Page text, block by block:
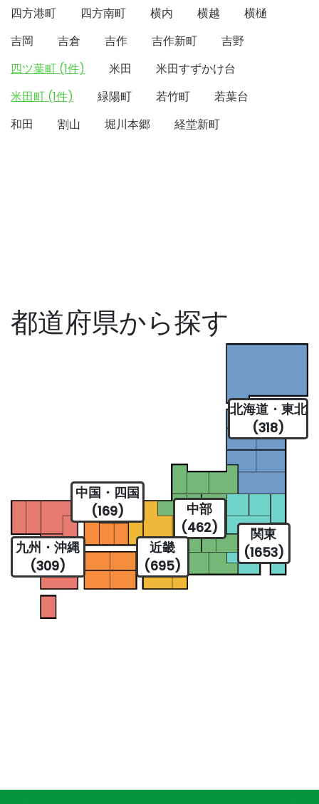
四方港町
四方南町 横内 横越
横樋
吉岡
吉倉 吉作 吉作新町
吉野
四ツ葉町 (1件)
米田
米田すずかけ台
米田町 (1件)
緑陽町 若竹町
若葉台
和田
割山 堀川本郷 経堂新町
都道府県から探す
北海道・東北
(318)
関東
(1653)
中部
(462)
近畿
(695)
中国・四国
(169)
九州・沖縄
(309)